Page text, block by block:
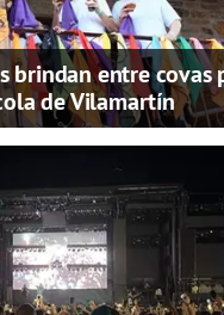
brindan entre covas
de Vilamartín